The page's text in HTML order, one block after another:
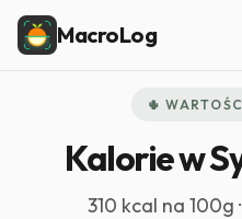
MacroLog
🌵
Kalorie w
310 kcal na 100g